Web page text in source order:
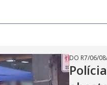
DO R7/06/